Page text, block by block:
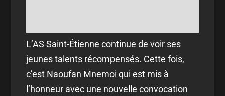
L’AS Saint-Étienne continue de voir ses
jeunes talents récompensés. Cette fois,
c’est Naoufan Mnemoi qui est mis à
l’honneur avec une nouvelle convocation